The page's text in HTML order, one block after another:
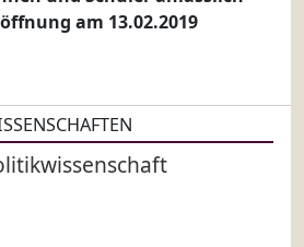
am 13.02.2019